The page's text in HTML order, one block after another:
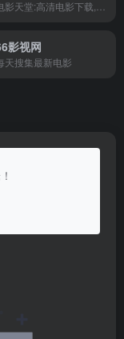
影视网
天搜集最新电影